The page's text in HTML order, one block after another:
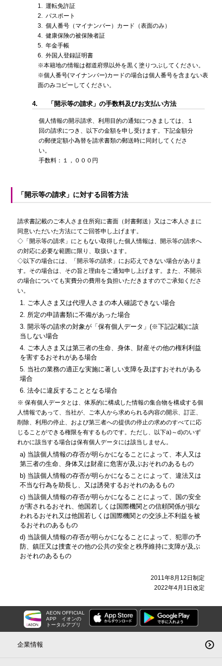
1. 運転免許証
2. パスポート
3. 個人番号（マイナンバー）カード（表面のみ）
4. 健康保険の被保険者証
5. 年金手帳
6. 外国人登録証明書
※本籍地の情報は都道府県以外を黒く塗りつぶしてください。
※個人番号(マイナンバー)カードの場合は個人番号を含まない表
面のみコピーしてください。
4. 「開示等の請求」の手数料及びお支払い方法
個人情報の開示請求、利用目的の通知につきましては、１
回の請求につき、以下の金額を申し受けます。下記金額分
の郵便定額小為替を請求書類の郵送時に同封してくださ
い。
手数料：１，０００円
「開示等の請求」に対する回答方法
請求書記載のご本人さま住所宛に書面（封書郵送）又はご本人さまに
同意いただいた方法にてご回答申し上げます。
◇「開示等の請求」にともない取得した個人情報は、開示等の請求へ
の対応に必要な範囲に限り、取扱います。
◇以下の場合には、「開示等の請求」にお応えできない場合がありま
す。その場合は、その旨と理由をご通知申し上げます。また、不開示
の場合についても実費分の費用を負担いただきますのでご承知くださ
い。
1. ご本人さま又は代理人さまの本人確認できない場合
2. 所定の申請書類に不備があった場合
3. 開示等の請求の対象が「保有個人データ」(※下記記載)に該
当しない場合
4. ご本人さま又は第三者の生命、身体、財産その他の権利利益
を害するおそれがある場合
5. 当社の業務の適正な実施に著しい支障を及ぼすおそれがある
場合
6. 法令に違反することとなる場合
※ 保有個人データとは、体系的に構成した情報の集合物を構成する個
人情報であって、当社が、ご本人から求められる内容の開示、訂正、
削除、利用の停止、および第三者への提供の停止の求めのすべてに応
じることができる権限を有するものです。ただし、以下a)～d)のいず
れかに該当する場合は保有個人データには該当しません。
a) 当該個人情報の存否が明らかになることによって、本人又は
第三者の生命、身体又は財産に危害が及ぶおそれのあるもの
b) 当該個人情報の存否が明らかになることによって、違法又は
不当な行為を助長し、又は誘発するおそれのあるもの
c) 当該個人情報の存否が明らかになることによって、国の安全
が害されるおそれ、他国若しくは国際機関との信頼関係が損な
われるおそれ又は他国若しくは国際機関との交渉上不利益を被
るおそれのあるもの
d) 当該個人情報の存否が明らかになることによって、犯罪の予
防、鎮圧又は捜査その他の公共の安全と秩序維持に支障が及ぶ
おそれのあるもの
2011年8月12日制定
2022年4月1日改定
AEON OFFICIAL
APP
イオンの
トータルアプリ
企業情報